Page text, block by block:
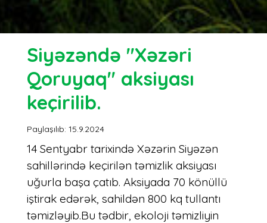
Siyəzəndə "Xəzəri
Qoruyaq" aksiyası
keçirilib.
Paylaşılıb: 15.9.2024
14 Sentyabr tarixində Xəzərin Siyəzən
sahillərində keçirilən təmizlik aksiyası
uğurla başa çatıb. Aksiyada 70 könüllü
iştirak edərək, sahildən 800 kq tullantı
təmizləyib.Bu tədbir, ekoloji təmizliyin